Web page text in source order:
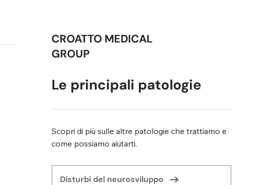
CROATTO MEDICAL
GROUP
Le principali patologie
Scopri di più sulle altre patologie che trattiamo e
come possiamo aiutarti.
Disturbi del neurosviluppo